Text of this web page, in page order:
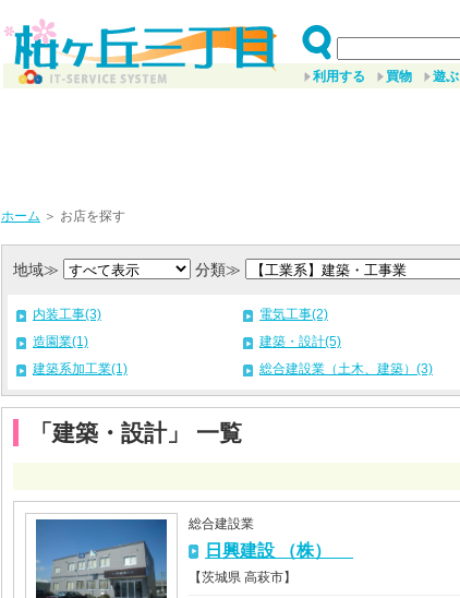
利用する 買物 遊ぶ
ホーム ＞ お店を探す
地域≫ 分類≫
内装工事(3) 電気工事(2)
造園業(1)
建築・設計(5)
建築系加工業(1)
総合建設業（土木、建築）(3)
「建築・設計」 一覧
総合建設業
日興建設 （株）
【茨城県 高萩市】